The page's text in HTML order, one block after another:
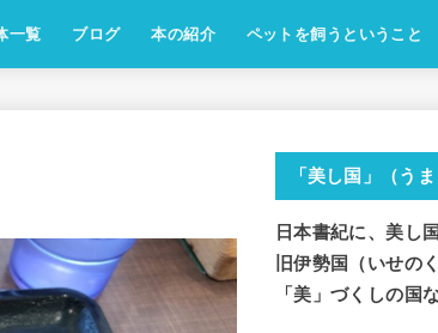
一覧 ブログ 本の紹介 ペットを飼うということ
「美し国」（う
日本書紀に、美し
旧伊勢国（いせの
「美」づくしの国